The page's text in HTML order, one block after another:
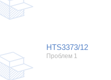
HTS3373/12
Проблем 1